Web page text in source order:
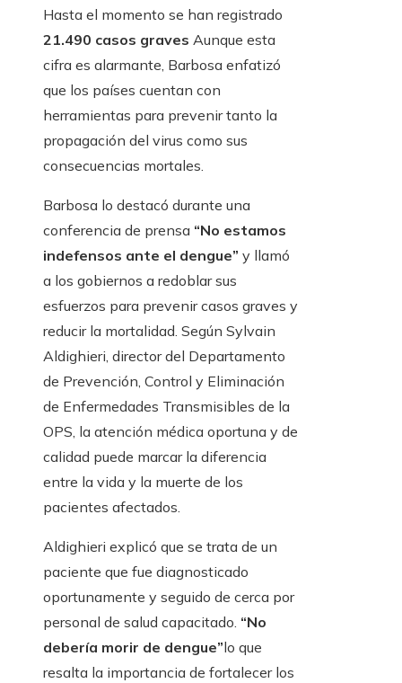
Hasta el momento se han registrado
21.490 casos graves Aunque esta
cifra es alarmante, Barbosa enfatizó
que los países cuentan con
herramientas para prevenir tanto la
propagación del virus como sus
consecuencias mortales.
Barbosa lo destacó durante una
conferencia de prensa “No estamos
indefensos ante el dengue” y llamó
a los gobiernos a redoblar sus
esfuerzos para prevenir casos graves y
reducir la mortalidad. Según Sylvain
Aldighieri, director del Departamento
de Prevención, Control y Eliminación
de Enfermedades Transmisibles de la
OPS, la atención médica oportuna y de
calidad puede marcar la diferencia
entre la vida y la muerte de los
pacientes afectados.
Aldighieri explicó que se trata de un
paciente que fue diagnosticado
oportunamente y seguido de cerca por
personal de salud capacitado. “No
debería morir de dengue”lo que
resalta la importancia de fortalecer los